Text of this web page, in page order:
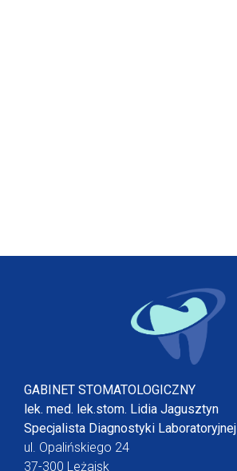
GABINET STOMATOLOGICZNY
lek. med. lek.stom. Lidia Jagusztyn
Specjalista Diagnostyki Laboratoryjnej
ul. Opalińskiego 24
37-300 Leżajsk